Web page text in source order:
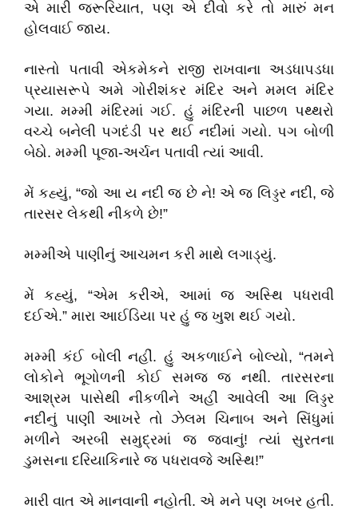
એ મારી જરૂરિયાત, પણ એ દીવો કરે તો મારું મન
હોલવાઈ જાય.
નાસ્તો પતાવી એકમેકને રાજી રાખવાના અડધાપડધા
પ્રયાસરૂપે અમે ગોરીશંકર મંદિર અને મમલ મંદિર
ગયા. મમ્મી મંદિરમાં ગઈ. હું મંદિરની પાછળ પથ્થરો
વચ્ચે બનેલી પગદંડી પર થઈ નદીમાં ગયો. પગ બોળી
બેઠો. મમ્મી પૂજા-અર્ચન પતાવી ત્યાં આવી.
મેં કહ્યું, “જો આ ય નદી જ છે ને! એ જ લિડ્ડર નદી, જે
તારસર લેકથી નીકળે છે!”
મમ્મીએ પાણીનું આચમન કરી માથે લગાડ્યું.
મેં કહ્યું, “એમ કરીએ, આમાં જ અસ્થિ પધરાવી
દઈએ.” મારા આઈડિયા પર હું જ ખુશ થઈ ગયો.
મમ્મી કંઈ બોલી નહીં. હું અકળાઈને બોલ્યો, “તમને
લોકોને ભૂગોળની કોઈ સમજ જ નથી. તારસરના
આશ્રમ પાસેથી નીકળીને અહીં આવેલી આ લિડ્ડર
નદીનું પાણી આખરે તો ઝેલમ ચિનાબ અને સિંધુમાં
મળીને અરબી સમુદ્રમાં જ જવાનું! ત્યાં સુરતના
ડુમસના દરિયાકિનારે જ પધરાવજે અસ્થિ!”
મારી વાત એ માનવાની નહોતી. એ મને પણ ખબર હતી.